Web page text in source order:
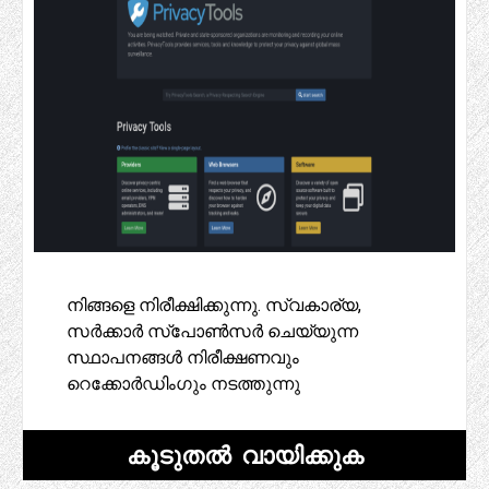
നിങ്ങളെ നിരീക്ഷിക്കുന്നു. സ്വകാര്യ,
സർക്കാർ സ്‌പോൺസർ ചെയ്യുന്ന
സ്ഥാപനങ്ങൾ നിരീക്ഷണവും
റെക്കോർഡിംഗും നടത്തുന്നു
കൂടുതൽ വായിക്കുക